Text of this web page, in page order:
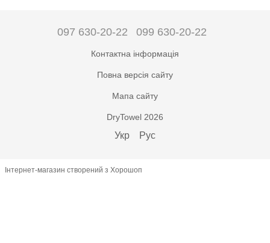
097 630-20-22 099 630-20-22
Контактна інформація
Повна версія сайту
Мапа сайту
DryTowel 2026
Укр Рус
Інтернет-магазин створений з Хорошоп